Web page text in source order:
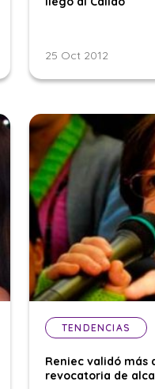
25 Oct 2012
TENDENCIAS
Reniec validó más
revocatoria de